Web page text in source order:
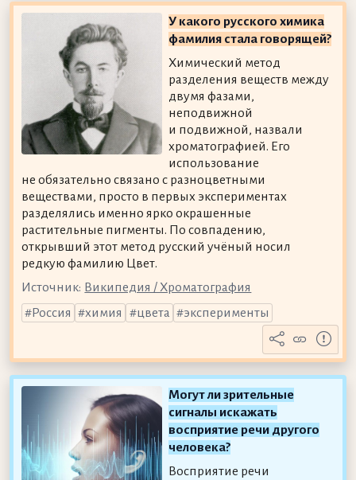
У какого русского химика
фамилия стала говорящей?
Химический метод
разделения веществ между
двумя фазами,
неподвижной
и подвижной, назвали
хроматографией. Его
использование
не обязательно связано с разноцветными
веществами, просто в первых экспериментах
разделялись именно ярко окрашенные
растительные пигменты. По совпадению,
открывший этот метод русский учёный носил
редкую фамилию Цвет.
Источник: Википедия / Хроматография
Россия
химия цвета эксперименты
Могут ли зрительные
сигналы искажать
восприятие речи другого
человека?
Восприятие речи